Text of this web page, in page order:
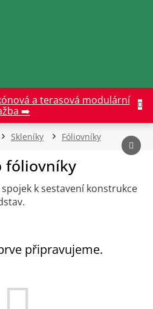
a terasová modulární
➡️
Skleníky Fóliovníky
fóliovníky
k sestavení konstrukce
připravujeme.